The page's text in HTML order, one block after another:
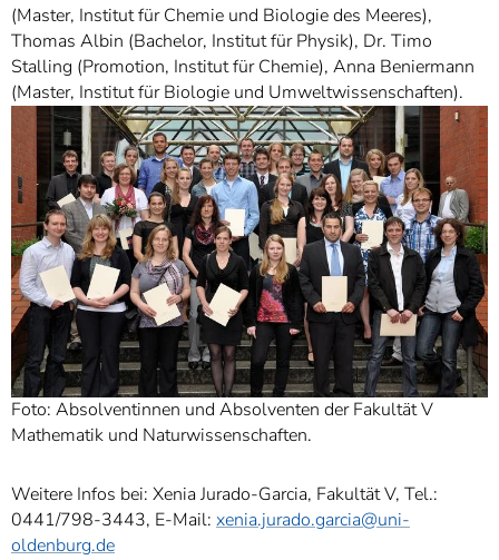
(Master, Institut für Chemie und Biologie des Meeres),
Thomas Albin (Bachelor, Institut für Physik), Dr. Timo
Stalling (Promotion, Institut für Chemie), Anna Beniermann
(Master, Institut für Biologie und Umweltwissenschaften).
Foto: Absolventinnen und Absolventen der Fakultät V
Mathematik und Naturwissenschaften.
Weitere Infos bei: Xenia Jurado-Garcia, Fakultät V, Tel.:
0441/798-3443, E-Mail: xenia.jurado.garcia@uni-
oldenburg.de